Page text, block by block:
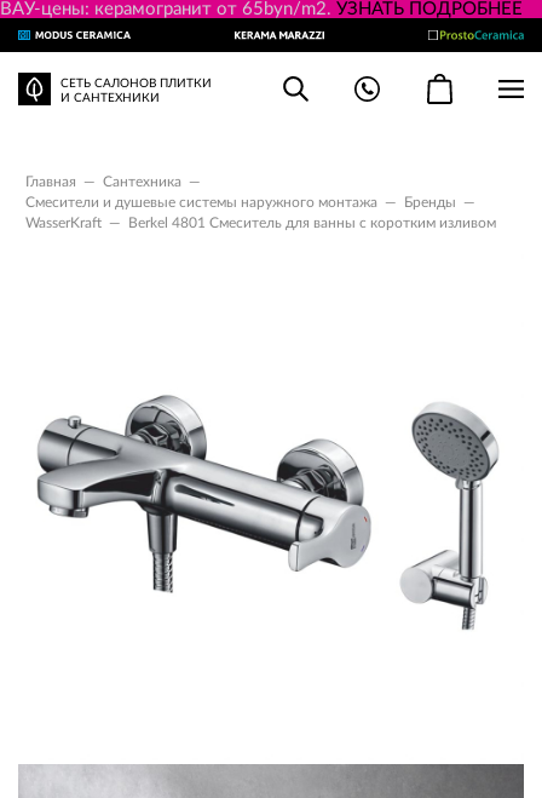
ВАУ-цены: керамогранит от 65byn/m2. УЗНАТЬ ПОДРОБНЕЕ
СЕТЬ САЛОНОВ ПЛИТКИ
И САНТЕХНИКИ
Главная — Сантехника
—
Смесители и душевые системы наружного монтажа
— Бренды
—
WasserKraft — Berkel 4801 Смеситель для ванны с коротким изливом